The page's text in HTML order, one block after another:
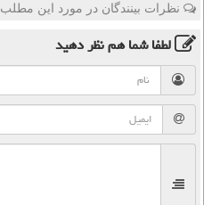
نظرات بینندگان در مورد این مطلب
لطفا شما همنظر دهید